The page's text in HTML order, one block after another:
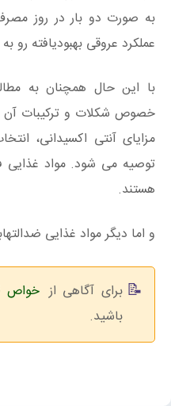
عملکرد عروقی بهبودیافته رو
با این حال همچنان به
خصوص شکلات و ترکیبات آن
توصیه می شود. مواد غذایی
هستند.
و اما دیگر مواد غذایی
برای آگاهی از خواص
باشید.